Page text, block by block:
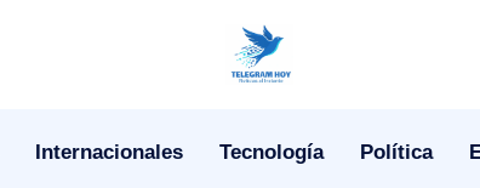
N
Internacionales Tecnología Política